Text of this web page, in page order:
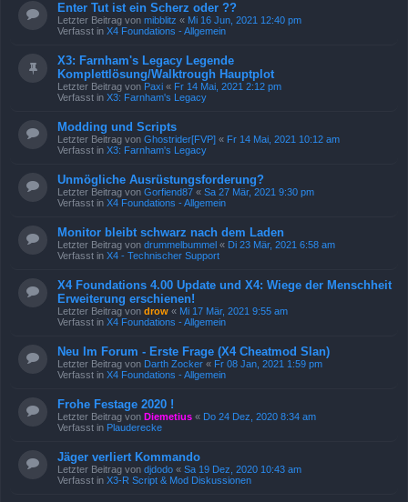
Enter Tut ist ein Scherz oder ??
Letzter Beitrag von mibblitz « Mi 16 Jun, 2021 12:40 pm
Verfasst in X4 Foundations - Allgemein
X3: Farnham's Legacy Legende
Komplettlösung/Walktrough Hauptplot
Letzter Beitrag von Paxi « Fr 14 Mai, 2021 2:12 pm
Verfasst in X3: Farnham's Legacy
Modding und Scripts
Letzter Beitrag von Ghostrider[FVP] « Fr 14 Mai, 2021 10:12 am
Verfasst in X3: Farnham's Legacy
Unmögliche Ausrüstungsforderung?
Letzter Beitrag von Gorfiend87 « Sa 27 Mär, 2021 9:30 pm
Verfasst in X4 Foundations - Allgemein
Monitor bleibt schwarz nach dem Laden
Letzter Beitrag von drummelbummel « Di 23 Mär, 2021 6:58 am
Verfasst in X4 - Technischer Support
X4 Foundations 4.00 Update und X4: Wiege der Menschheit
Erweiterung erschienen!
Letzter Beitrag von drow « Mi 17 Mär, 2021 9:55 am
Verfasst in X4 Foundations - Allgemein
Neu Im Forum - Erste Frage (X4 Cheatmod Slan)
Letzter Beitrag von Darth Zocker « Fr 08 Jan, 2021 1:59 pm
Verfasst in X4 Foundations - Allgemein
Frohe Festage 2020 !
Letzter Beitrag von Diemetius « Do 24 Dez, 2020 8:34 am
Verfasst in Plauderecke
Jäger verliert Kommando
Letzter Beitrag von djdodo « Sa 19 Dez, 2020 10:43 am
Verfasst in X3-R Script & Mod Diskussionen